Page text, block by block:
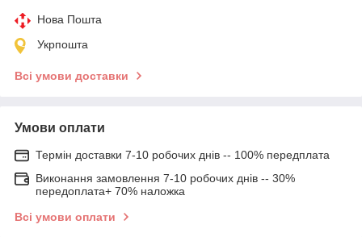
Нова Пошта
Укрпошта
Всі умови доставки
Умови оплати
Термін доставки 7-10 робочих днів -- 100% передплата
Виконання замовлення 7-10 робочих днів -- 30%
передоплата+ 70% наложка
Всі умови оплати